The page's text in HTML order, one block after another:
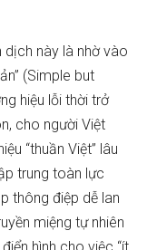
dịch này là nhờ vào
(Simple but
hiệu lỗi thời trở
cho người Việt
“thuần Việt” lâu
trung toàn lực
thông điệp dễ lan
miệng tự nhiên